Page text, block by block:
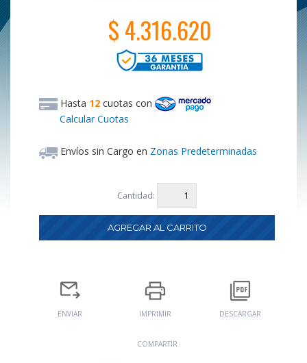
$ 4.316.620
Hasta 12 cuotas con
Calcular Cuotas
Envíos sin Cargo en Zonas Predeterminadas
Cantidad:
ENVIAR IMPRIMIR DESCARGAR
COMPARTIR